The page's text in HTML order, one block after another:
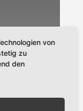
in der
von
zu
den